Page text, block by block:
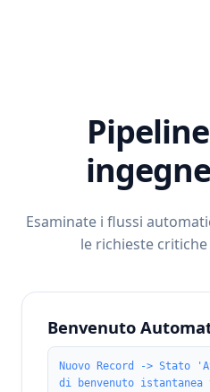
Esaminate i flussi
le richieste
Benvenuto
Nuovo Record -> Stato
di benvenuto istantanea